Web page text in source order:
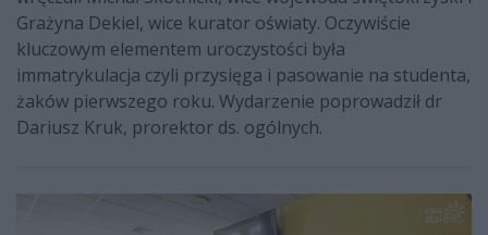
Grażyna Dekiel, wice kurator oświaty. Oczywiście
kluczowym elementem uroczystości była
immatrykulacja czyli przysięga i pasowanie na studenta,
żaków pierwszego roku. Wydarzenie poprowadził dr
Dariusz Kruk, prorektor ds. ogólnych.